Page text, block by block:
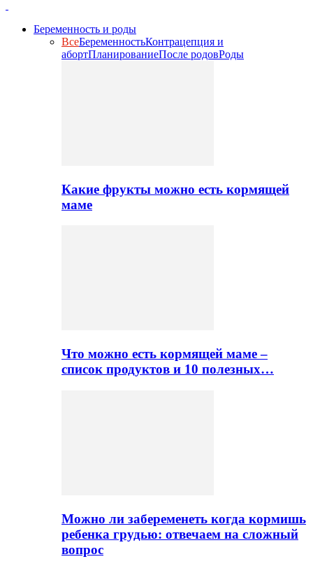
Беременность и роды
ВсеБеременностьКонтрацепция и
абортПланированиеПосле родовРоды
Какие фрукты можно есть кормящей
маме
Что можно есть кормящей маме –
список продуктов и 10 полезных…
Можно ли забеременеть когда кормишь
ребенка грудью: отвечаем на сложный
вопрос